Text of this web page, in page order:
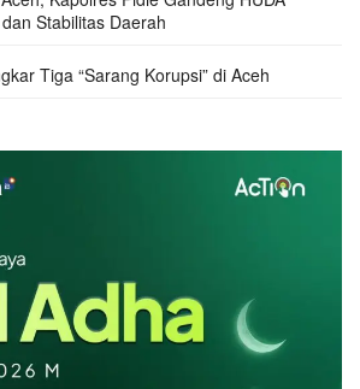
Stabilitas Daerah
Tiga “Sarang Korupsi” di Aceh